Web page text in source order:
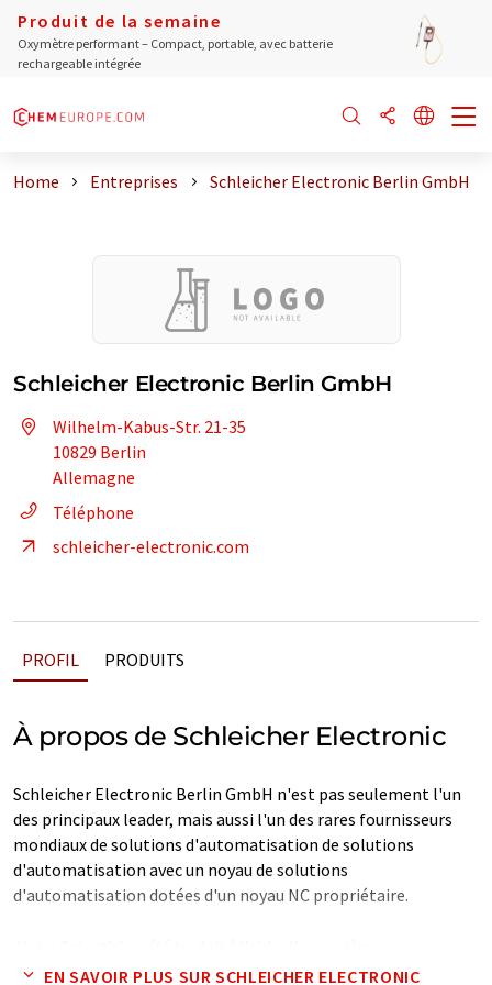
Produit de la semaine
Oxymètre performant – Compact, portable, avec batterie
rechargeable intégrée
Home Entreprises Schleicher Electronic Berlin GmbH
Schleicher Electronic Berlin GmbH
Wilhelm-Kabus-Str. 21-35
10829 Berlin
Allemagne
Téléphone
schleicher-electronic.com
PROFIL PRODUITS
À propos de Schleicher Electronic
Schleicher Electronic Berlin GmbH n'est pas seulement l'un
des principaux leader, mais aussi l'un des rares fournisseurs
mondiaux de solutions d'automatisation de solutions
d'automatisation avec un noyau de solutions
d'automatisation dotées d'un noyau NC propriétaire.
informatique sans intervention humaine. LUMITOS propose
EN SAVOIR PLUS SUR SCHLEICHER ELECTRONIC